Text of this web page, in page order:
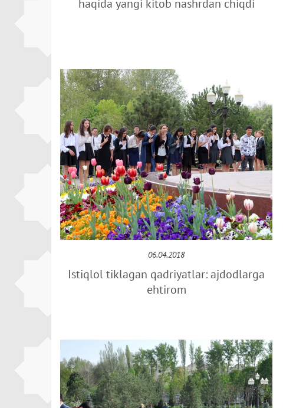
haqida yangi kitob nashrdan chiqdi
06.04.2018
Istiqlol tiklagan qadriyatlar: ajdodlarga
ehtirom